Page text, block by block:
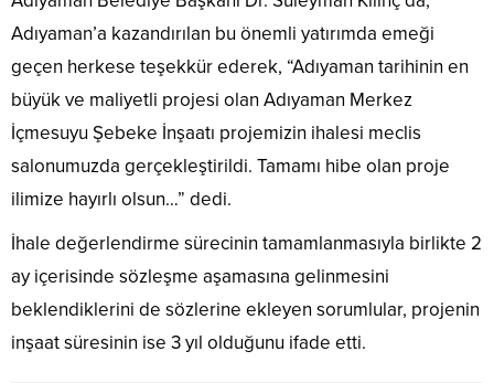
Adıyaman’a kazandırılan bu önemli yatırımda emeği
geçen herkese teşekkür ederek, “Adıyaman tarihinin en
büyük ve maliyetli projesi olan Adıyaman Merkez
İçmesuyu Şebeke İnşaatı projemizin ihalesi meclis
salonumuzda gerçekleştirildi. Tamamı hibe olan proje
ilimize hayırlı olsun…” dedi.
İhale değerlendirme sürecinin tamamlanmasıyla birlikte 2
ay içerisinde sözleşme aşamasına gelinmesini
beklendiklerini de sözlerine ekleyen sorumlular, projenin
inşaat süresinin ise 3 yıl olduğunu ifade etti.